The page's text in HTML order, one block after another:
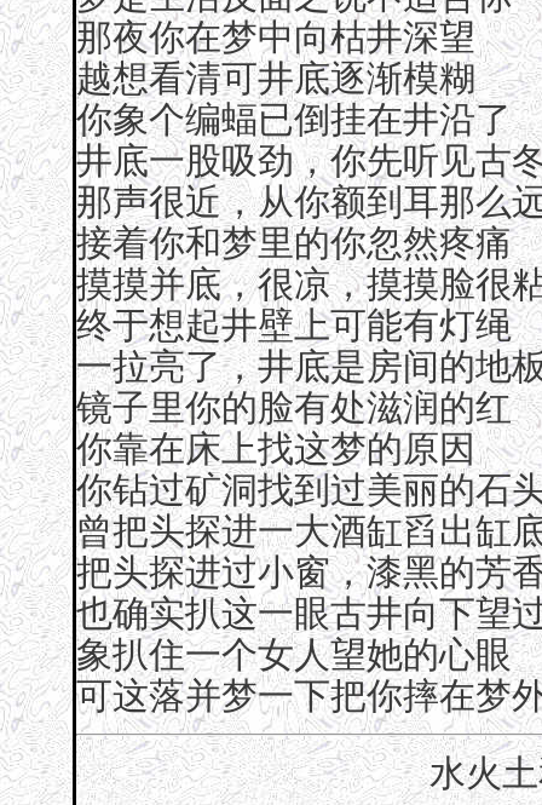
那夜你在梦中向枯井深望
越想看清可井底逐渐模糊
你象个编蝠已倒挂在井沿了
井底一股吸劲，你先听见古
那声很近，从你额到耳那么
接着你和梦里的你忽然疼痛
摸摸并底，很凉，摸摸脸很
终于想起井壁上可能有灯绳
一拉亮了，井底是房间的地
镜子里你的脸有处滋润的红
你靠在床上找这梦的原因
你钻过矿洞找到过美丽的石
曾把头探进一大酒缸舀出缸
把头探进过小窗，漆黑的芳
也确实扒这一眼古井向下望
象扒住一个女人望她的心眼
可这落并梦一下把你摔在梦
水火